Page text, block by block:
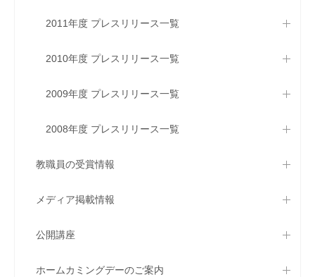
2011年度 プレスリリース一覧
2010年度 プレスリリース一覧
2009年度 プレスリリース一覧
2008年度 プレスリリース一覧
教職員の受賞情報
メディア掲載情報
公開講座
ホームカミングデーのご案内